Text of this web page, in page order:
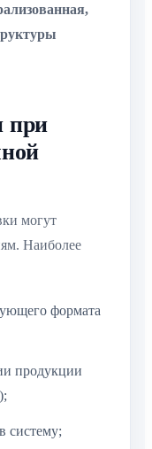
при
могут
Наиболее
формата
продукции
систему;